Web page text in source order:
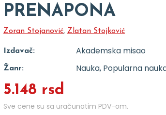
PRENAPONA
Zoran Stojanović, Zlatan Stojković
Izdavač: Akademska misao
Žanr: Nauka, Popularna
5.148 rsd
Sve cene su sa uračunatim PDV-om.